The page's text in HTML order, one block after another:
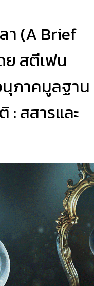
า (A Brief
ย สตีเฟน
ภาคมูลฐาน
: สสารและ